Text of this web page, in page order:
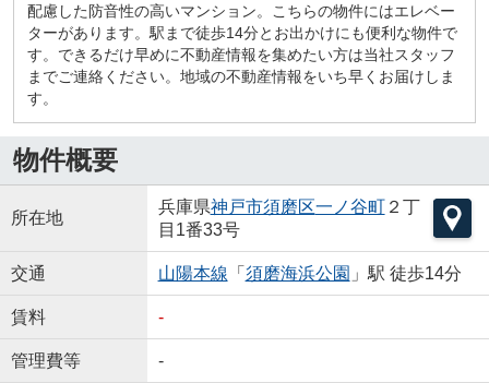
配慮した防音性の高いマンション。こちらの物件にはエレベー
ターがあります。駅まで徒歩14分とお出かけにも便利な物件で
す。できるだけ早めに不動産情報を集めたい方は当社スタッフ
までご連絡ください。地域の不動産情報をいち早くお届けしま
す。
物件概要
所在地
兵庫県神戸市須磨区一ノ谷町２丁
目1番33号
交通 山陽本線 「 須磨海浜公園 」駅 徒歩14分
賃料 -
管理費等 -